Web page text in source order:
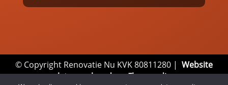
© Copyright Renovatie Nu KVK 80811280 | Website
laten maken door Flexamedia